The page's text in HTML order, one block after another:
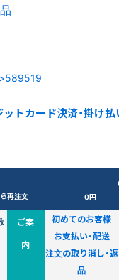
再注文
0円
ご案
内
初めてのお客様
お支払い・配送
注文の取り消し・返
品